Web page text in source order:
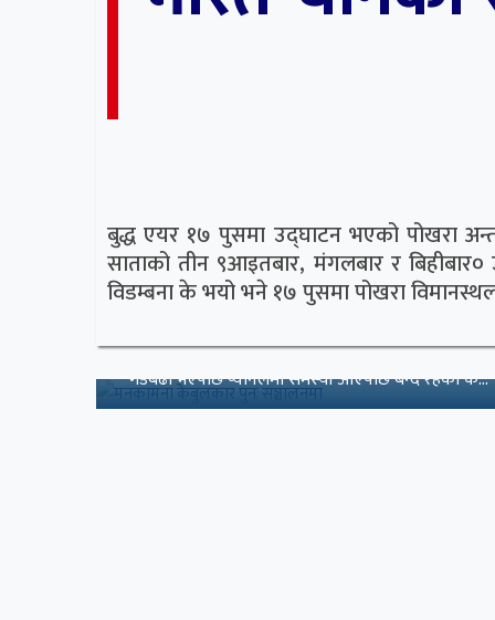
बुद्ध एयर १७ पुसमा उद्घाटन भएको पोखरा
साताको तीन ९आइतबार, मंगलबार र बिहीबार०
विडम्बना के भयो भने १७ पुसमा पोखरा
मनकामना केबुलकार पुनः सञ्चालनमा
मनकामना केबुलकार आजदेखि नियमित सञ्चालनमा आउने
गडबढी भएपछि प्यानलमा समस्या आएपछि बन्द रहेको के...